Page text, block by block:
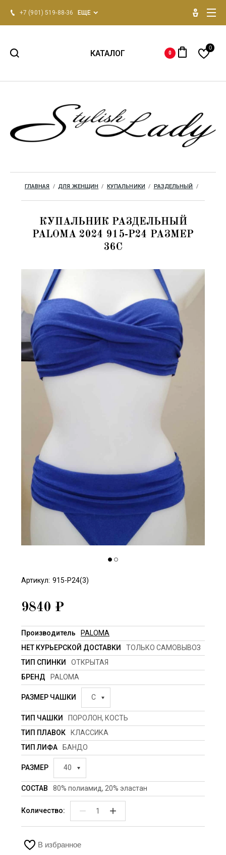
+7 (901) 519-88-36 ЕЩЕ
КАТАЛОГ
Для женщин
Одежда для дома
Бренды
0
0
ГЛАВНАЯ
  /
ДЛЯ ЖЕНЩИН
  /
КУПАЛЬНИКИ
  /
РАЗДЕЛЬНЫЙ
  /
КУПАЛЬНИК РАЗДЕЛЬНЫЙ
PALOMA 2024 915-P24 РАЗМЕР
36C
Артикул: 915-P24(3)
9840 ₽
Производитель
PALOMA
НЕТ КУРЬЕРСКОЙ ДОСТАВКИ
ТОЛЬКО САМОВЫВОЗ
ТИП СПИНКИ
ОТКРЫТАЯ
БРЕНД
PALOMA
РАЗМЕР ЧАШКИ C
ТИП ЧАШКИ
ПОРОЛОН, КОСТЬ
ТИП ПЛАВОК
КЛАССИКА
ТИП ЛИФА
БАНДО
РАЗМЕР 40
СОСТАВ 80% полиамид, 20% эластан
Количество: − +
В избранное